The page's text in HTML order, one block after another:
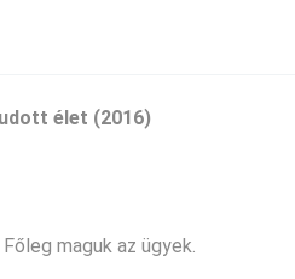
maguk az ügyek.